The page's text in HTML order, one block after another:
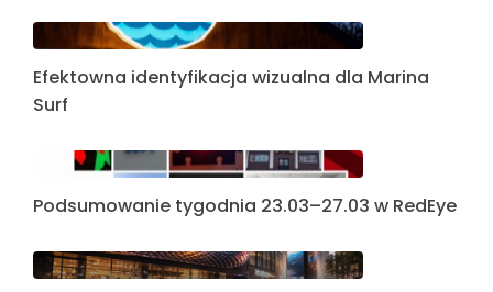
Efektowna identyfikacja wizualna dla Marina
Surf
Podsumowanie tygodnia 23.03–27.03 w RedEye